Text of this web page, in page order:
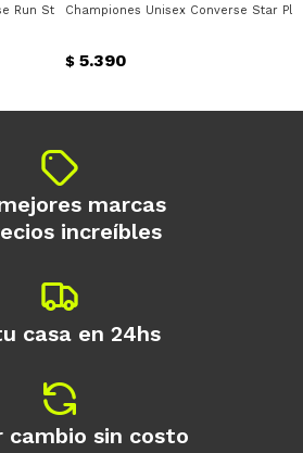
Run Star Hike Converse - Negro - Blanco
Championes Unisex Converse Star
$ 5.390
marcas
increíbles
casa en 24hs
cambio sin costo
Mes Año
Continuar